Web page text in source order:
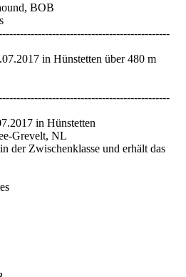
BOB
in Hünstetten über 480 m
in Hünstetten
Grevelt, NL
der Zwischenklasse und erhält das